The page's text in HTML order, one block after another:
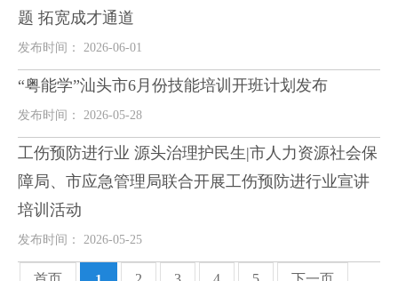
题 拓宽成才通道
发布时间： 2026-06-01
“粤能学”汕头市6月份技能培训开班计划发布
发布时间： 2026-05-28
工伤预防进行业 源头治理护民生|市人力资源社会保
障局、市应急管理局联合开展工伤预防进行业宣讲
培训活动
发布时间： 2026-05-25